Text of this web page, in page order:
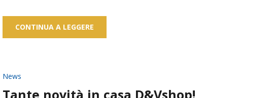
CONTINUA A LEGGERE
News
Tante novità in casa D&Vshop!